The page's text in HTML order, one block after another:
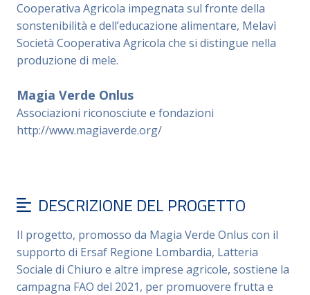
Cooperativa Agricola impegnata sul fronte della
sonstenibilità e dell’educazione alimentare, Melavì
Società Cooperativa Agricola che si distingue nella
produzione di mele.
Magia Verde Onlus
Associazioni riconosciute e fondazioni
http://www.magiaverde.org/
DESCRIZIONE DEL PROGETTO
Il progetto, promosso da Magia Verde Onlus con il
supporto di Ersaf Regione Lombardia, Latteria
Sociale di Chiuro e altre imprese agricole, sostiene la
campagna FAO del 2021, per promuovere frutta e